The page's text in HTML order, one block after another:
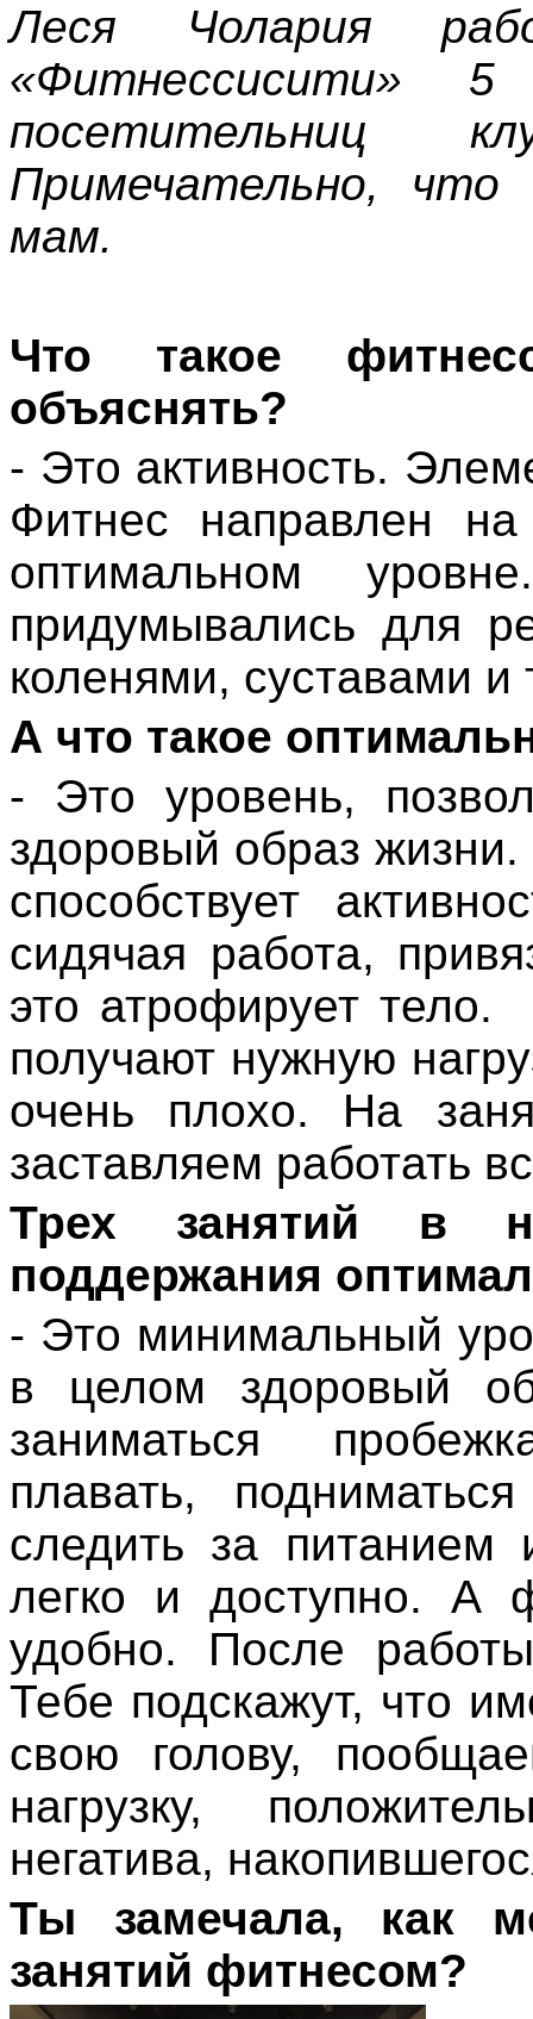
Леся Чолария
«Фитнессисити»
Примечательно, что
мам.
Что такое
объяснять?
- Это активность.
Фитнес направлен
оптимальном
придумывались для
коленями, суставами и
А что такое
- Это уровень,
здоровый образ
способствует
сидячая работа,
это атрофирует тело.
получают нужную
очень плохо. На
заставляем работать
Трех занятий в
поддержания
- Это минимальный
в целом здоровый
заниматься
плавать,
следить за
легко и доступно. А
удобно. После
Тебе подскажут, что
свою голову,
нагрузку,
негатива,
Ты замечала, как
занятий фитнесом?